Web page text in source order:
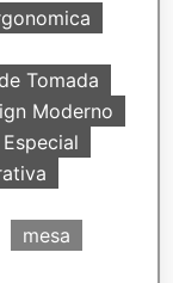
Tomada
Moderno
mesa